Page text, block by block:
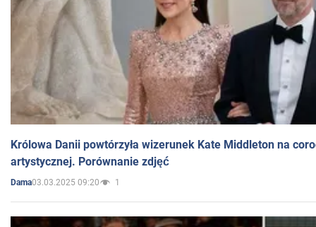
Królowa Danii powtórzyła wizerunek Kate Middleton na
artystycznej. Porównanie zdjęć
Dama03.03.2025 09:20 1